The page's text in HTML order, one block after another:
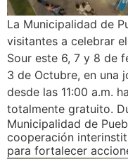
La Municipalidad de
visitantes a celebrar
Sour este 6, 7 y 8 de
3 de Octubre, en una
desde las 11:00 a.m.
totalmente gratuito.
Municipalidad de
cooperación
para fortalecer